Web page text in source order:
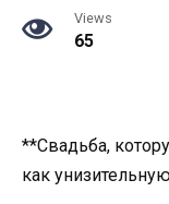
Views
65
**Свадьба,
как